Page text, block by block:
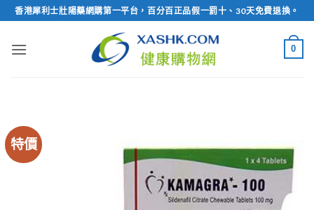
Skip
to
content
香港犀利士壯陽藥網購第一平台，百分百正品假一罰十、30天免費退換。
0
特價